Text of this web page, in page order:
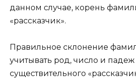
данном случае, корень
«рассказчик».
Правильное склонение
учитывать род, число и падеж
существительного